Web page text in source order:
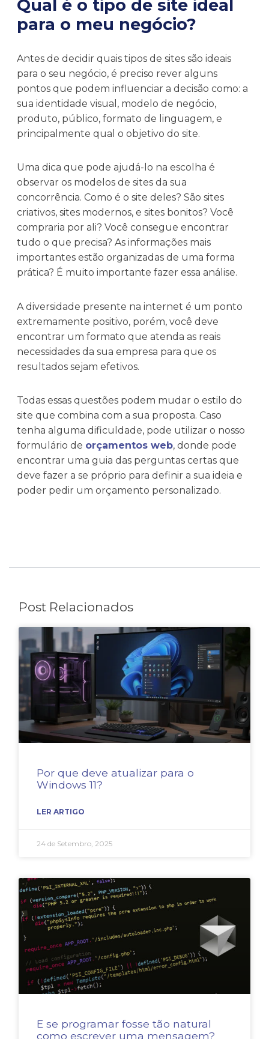
Qual é o tipo de site ideal
para o meu negócio?
Antes de decidir quais tipos de sites são ideais
para o seu negócio, é preciso rever alguns
pontos que podem influenciar a decisão como: a
sua identidade visual, modelo de negócio,
produto, público, formato de linguagem, e
principalmente qual o objetivo do site.
Uma dica que pode ajudá-lo na escolha é
observar os modelos de sites da sua
concorrência. Como é o site deles? São sites
criativos, sites modernos, e sites bonitos? Você
compraria por ali? Você consegue encontrar
tudo o que precisa? As informações mais
importantes estão organizadas de uma forma
prática? É muito importante fazer essa análise.
A diversidade presente na internet é um ponto
extremamente positivo, porém, você deve
encontrar um formato que atenda as reais
necessidades da sua empresa para que os
resultados sejam efetivos.
Todas essas questões podem mudar o estilo do
site que combina com a sua proposta. Caso
tenha alguma dificuldade, pode utilizar o nosso
formulário de orçamentos web, donde pode
encontrar uma guia das perguntas certas que
deve fazer a se próprio para definir a sua ideia e
poder pedir um orçamento personalizado.
Post Relacionados
Por que deve atualizar para o
Windows 11?
LER ARTIGO
24 de Setembro, 2025
E se programar fosse tão natural
como escrever uma mensagem?